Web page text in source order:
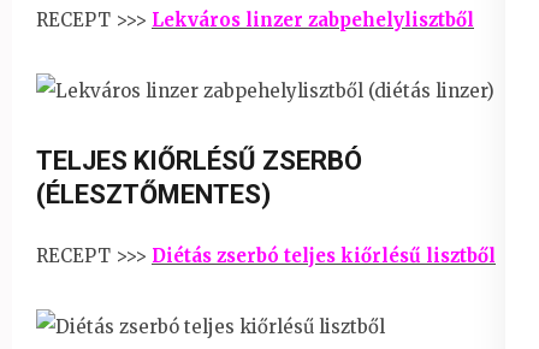
RECEPT >>> Lekváros linzer zabpehelylisztből
TELJES KIŐRLÉSŰ ZSERBÓ
(ÉLESZTŐMENTES)
RECEPT >>> Diétás zserbó teljes kiőrlésű lisztből